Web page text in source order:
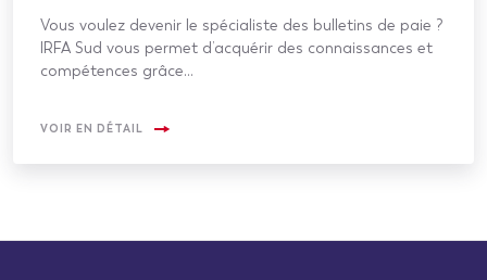
Vous voulez devenir le spécialiste des bulletins de paie ?
IRFA Sud vous permet d’acquérir des connaissances et
compétences grâce…
VOIR EN DÉTAIL